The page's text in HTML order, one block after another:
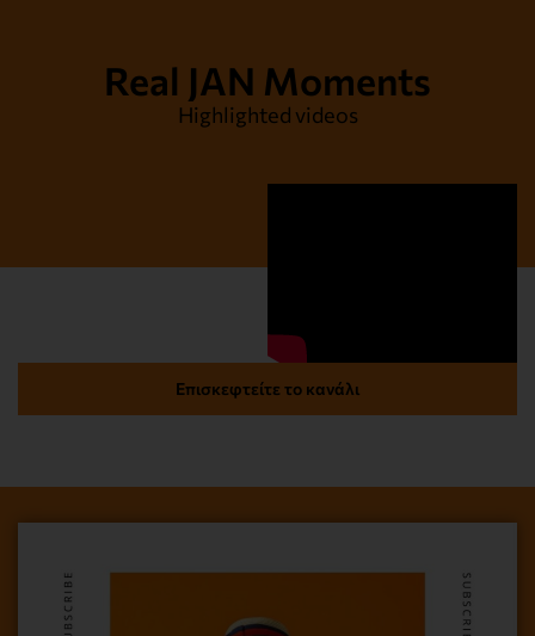
Real JAN Moments
Highlighted videos
Επισκεφτείτε το κανάλι